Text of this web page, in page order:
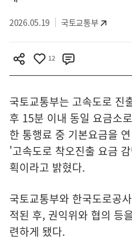
2026.05.19 국토교통부
12
국토교통부는 고속도로 진
후 15분 이내 동일 요금소
한 통행료 중 기본요금을
'고속도로 착오진출 요금
획이라고 밝혔다.
국토교통부와 한국도로공
적된 후, 권익위와 협의 등
련하게 됐다.